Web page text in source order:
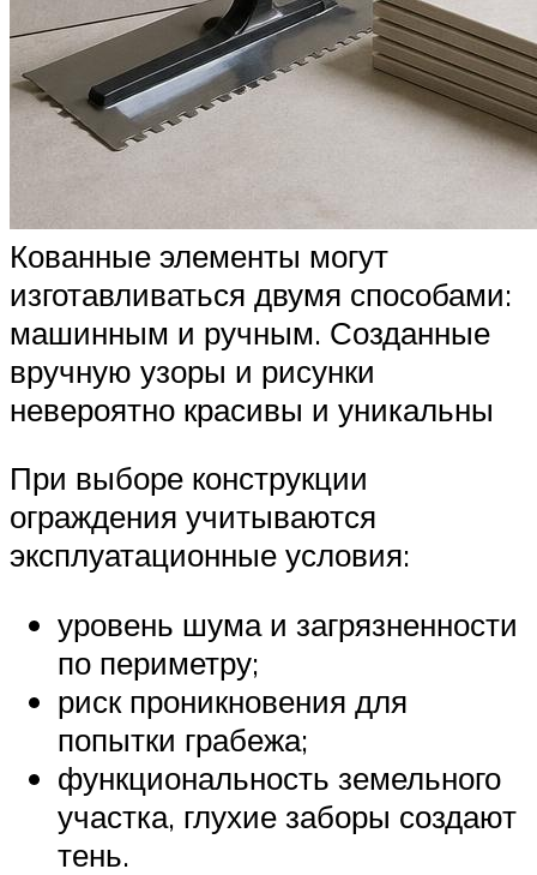
Кованные элементы могут
изготавливаться двумя способами:
машинным и ручным. Созданные
вручную узоры и рисунки
невероятно красивы и уникальны
При выборе конструкции
ограждения учитываются
эксплуатационные условия:
уровень шума и загрязненности
по периметру;
риск проникновения для
попытки грабежа;
функциональность земельного
участка, глухие заборы создают
тень.